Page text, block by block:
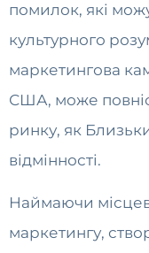
помилок, які
культурного
маркетингова
США, може
ринку, як
відмінності.
Наймаючи
маркетингу,